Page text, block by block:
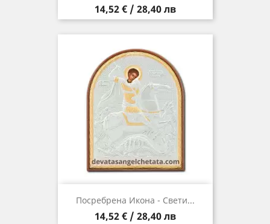
Цена
14,52 € / 28,40 лв
Посребрена Икона - Свети...
Цена
14,52 € / 28,40 лв